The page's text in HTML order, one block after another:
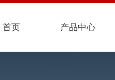
首页 产品中心